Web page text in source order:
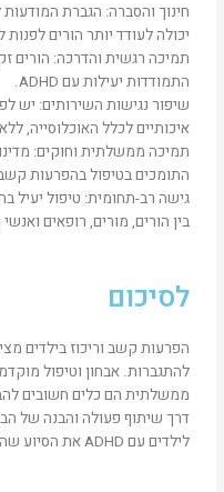
יכולה לעודד יותר הורים
תמיכה רגשית והדרכה: הורים
התמודדות יעילות עם ADHD.
שיפור נגישות השירותים: יש
איכותיים לכלל האוכלוסייה,
תמיכה ממשלתית וחוקים:
התומכים בטיפול בהפרעות קשב
גישה רב-תחומית: טיפול יעיל
בין הורים, מורים, רופאים
לסיכום
הפרעות קשב וריכוז בילדים
להתגברות. אבחון וטיפול
ממשלתית הם כלים חשובים
דרך שיתוף פעולה והבנה של
לילדים עם ADHD את הסיוע שהם זקוקים לו.